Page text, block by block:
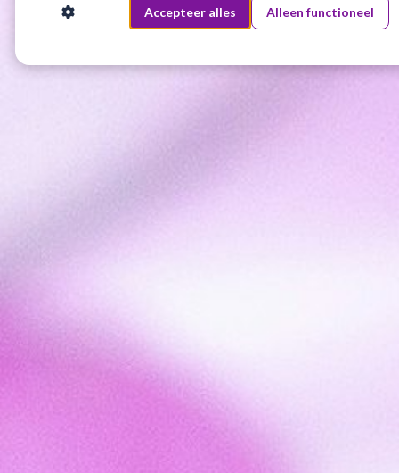
Alleen functioneel
Accepteer alles